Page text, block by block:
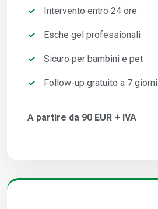
Intervento entro 24 ore
Esche gel professionali
Sicuro per bambini e pet
Follow-up gratuito a 7 giorni
A partire da 90 EUR + IVA